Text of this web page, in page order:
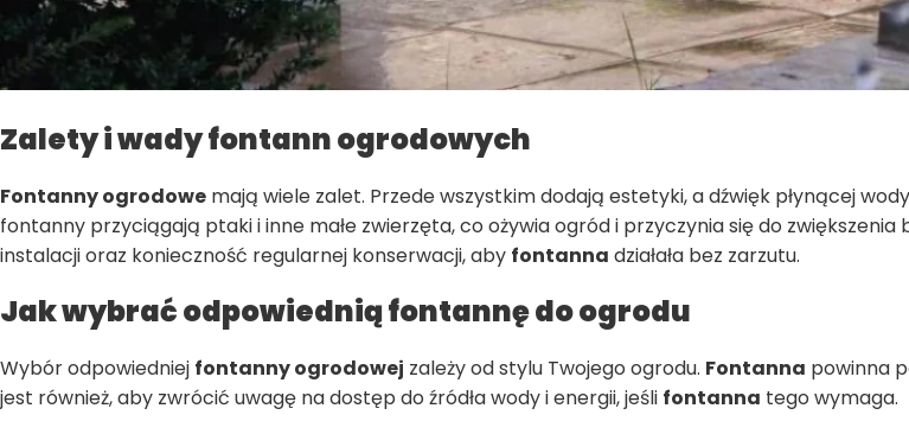
Zalety i wady fontann ogrodowych
Fontanny ogrodowe mają wiele zalet. Przede wszystkim dodają estetyki, a dźwięk płynącej
fontanny przyciągają ptaki i inne małe zwierzęta, co ożywia ogród i przyczynia się do
instalacji oraz konieczność regularnej konserwacji, aby fontanna działała bez zarzutu.
Jak wybrać odpowiednią fontannę do ogrodu
Wybór odpowiedniej fontanny ogrodowej zależy od stylu Twojego ogrodu. Fontanna powinna
jest również, aby zwrócić uwagę na dostęp do źródła wody i energii, jeśli fontanna tego wymaga.